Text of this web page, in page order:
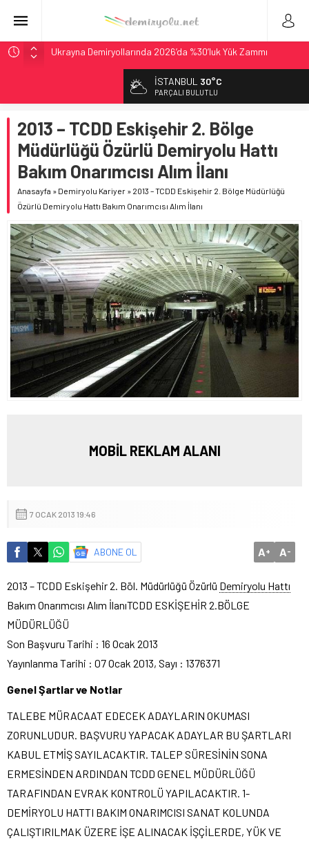
Ukrayna Demiryollarında 2026’da %30’luk Yük Zammı
Italo’nun Almanya Hamlesi: Siemens’e 3 Milyar Avroluk Dev
CRRC, Salvador Metrosu İçin 83,9 Milyon Euro’luk Anlaşma
İmzaladı
Fortescue ile Knorr-Bremse’den 99 Milyon Euro’luk
Sinyalizasyon Anlaşması
Korail’in 3,3 Milyar Dolarlık Hyundai Rotem EMU-320 Alımına
Onay
İSTANBUL 30°C
PARÇALI BULUTLU
2013 – TCDD Eskişehir 2. Bölge
Müdürlüğü Özürlü Demiryolu Hattı
Bakım Onarımcısı Alım İlanı
Anasayfa » Demiryolu Kariyer » 2013 – TCDD Eskişehir 2. Bölge Müdürlüğü
Özürlü Demiryolu Hattı Bakım Onarımcısı Alım İlanı
MOBİL REKLAM ALANI
7 OCAK 2013 19:46
ABONE OL A+ A-
2013 – TCDD Eskişehir 2. Böl. Müdürlüğü Özürlü Demiryolu Hattı
Bakım Onarımcısı Alım İlanıTCDD ESKİŞEHİR 2.BÖLGE
MÜDÜRLÜĞÜ
Son Başvuru Tarihi : 16 Ocak 2013
Yayınlanma Tarihi : 07 Ocak 2013, Sayı : 1376371
Genel Şartlar ve Notlar
TALEBE MÜRACAAT EDECEK ADAYLARIN OKUMASI
ZORUNLUDUR. BAŞVURU YAPACAK ADAYLAR BU ŞARTLARI
KABUL ETMİŞ SAYILACAKTIR. TALEP SÜRESİNİN SONA
ERMESİNDEN ARDINDAN TCDD GENEL MÜDÜRLÜĞÜ
TARAFINDAN EVRAK KONTROLÜ YAPILACAKTIR. 1-
DEMİRYOLU HATTI BAKIM ONARIMCISI SANAT KOLUNDA
ÇALIŞTIRILMAK ÜZERE İŞE ALINACAK İŞÇİLERDE, YÜK VE